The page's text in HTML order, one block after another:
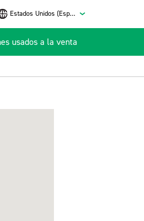
Estados Unidos (Español)
usados a la venta